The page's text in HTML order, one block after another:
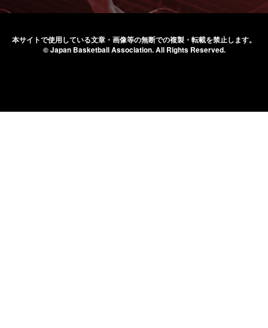
本サイトで使用している文章・画像等の無断での複製・転載を禁止します。
© Japan Basketball Association.All Rights Reserved.